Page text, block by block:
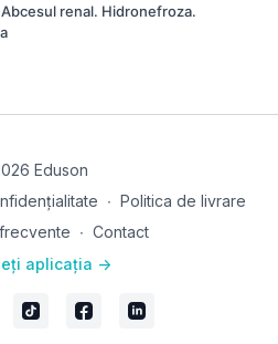
renal. Hidronefroza.
Eduson
∙ Politica de livrare
∙ Contact
aplicația ->